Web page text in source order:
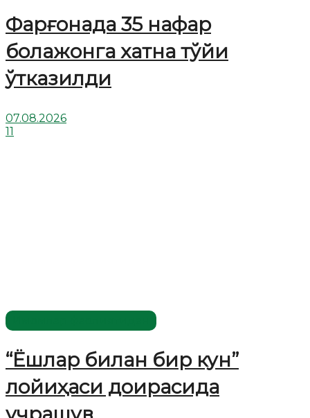
Фарғонада 35 нафар
болажонга хатна тўйи
ўтказилди
07.08.2026
11
“Ёшлар билан бир кун”
лойиҳаси доирасида